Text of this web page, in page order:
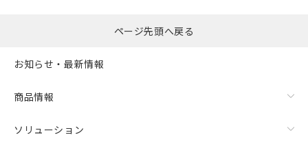
ページ先頭へ戻る
お知らせ・最新情報
商品情報
ソリューション